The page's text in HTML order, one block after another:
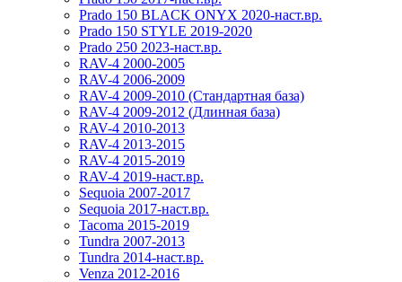
Prado 150 BLACK ONYX 2020-наст.вр.
Prado 150 STYLE 2019-2020
Prado 250 2023-наст.вр.
RAV-4 2000-2005
RAV-4 2006-2009
RAV-4 2009-2010 (Стандартная база)
RAV-4 2009-2012 (Длинная база)
RAV-4 2010-2013
RAV-4 2013-2015
RAV-4 2015-2019
RAV-4 2019-наст.вр.
Sequoia 2007-2017
Sequoia 2017-наст.вр.
Tacoma 2015-2019
Tundra 2007-2013
Tundra 2014-наст.вр.
Venza 2012-2016